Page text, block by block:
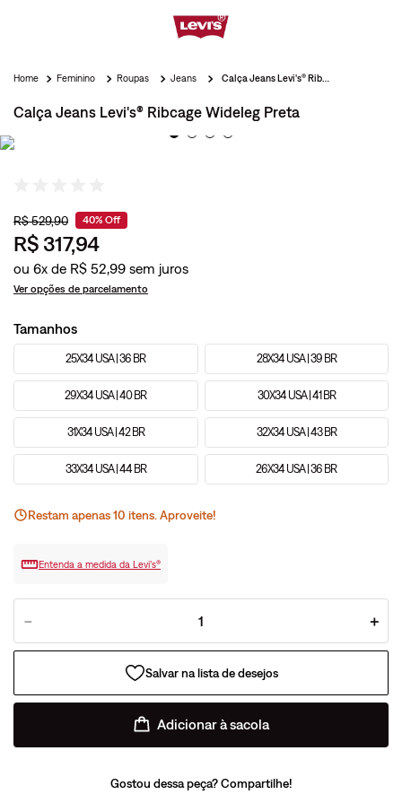
Feminino Roupas Jeans
Calça Jeans Levi's® Ribcage Wideleg Preta
R$529,90 40% Off
R$ 317,94
ou 6x de R$ 52,99
Ver opções de parcelamento
Tamanhos
25X34 USA | 36 BR 28X34 USA | 39 BR
29X34 USA | 40 BR 30X34 USA | 41 BR
31X34 USA | 42 BR 32X34 USA | 43 BR
33X34 USA | 44 BR 26X34 USA | 36 BR
Restam apenas10 itens. Aproveite!
Entenda a medida da Levi’s®
＋
－
Adicionar à sacola
Gostou dessa peça? Compartilhe!